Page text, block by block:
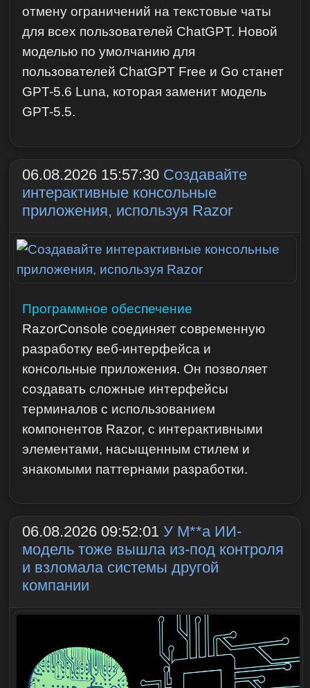
отмену ограничений на текстовые чаты
для всех пользователей ChatGPT. Новой
моделью по умолчанию для
пользователей ChatGPT Free и Go станет
GPT-5.6 Luna, которая заменит модель
GPT-5.5.
06.08.2026 15:57:30 Создавайте
интерактивные консольные
приложения, используя Razor
Программное обеспечение
RazorConsole соединяет современную
разработку веб-интерфейса и
консольные приложения. Он позволяет
создавать сложные интерфейсы
терминалов с использованием
компонентов Razor, с интерактивными
элементами, насыщенным стилем и
знакомыми паттернами разработки.
06.08.2026 09:52:01 У M**a ИИ-
модель тоже вышла из-под контроля
и взломала системы другой
компании